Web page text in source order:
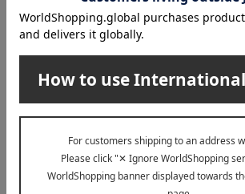
アクセサリー・ツール
キット・コフレ
INFORMATION
2026年07月29日
お届け遅延のお知らせ